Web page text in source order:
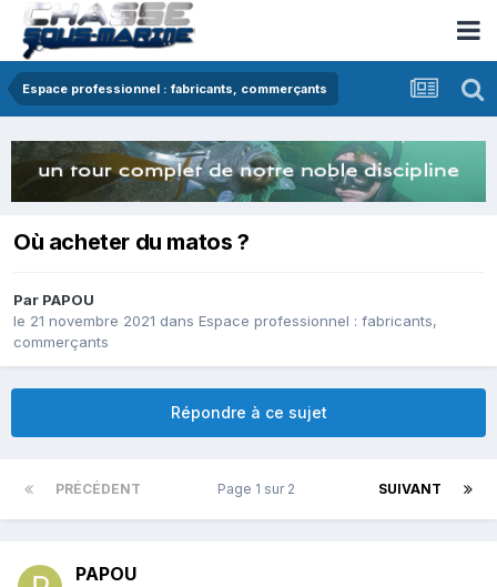
Espace professionnel : fabricants, commerçants
Où acheter du matos ?
Par PAPOU
le 21 novembre 2021 dans Espace professionnel : fabricants,
commerçants
Répondre à ce sujet
PRÉCÉDENT SUIVANT
Page 1 sur 2
PAPOU